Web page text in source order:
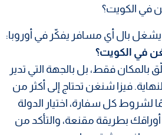
في الكويت؟
بال أي مسافر يفكّر في أوروبا:
في الكويت؟
بالمكان فقط، بل بالجهة التي تدير
فيزا شنغن تحتاج إلى أكثر من
لشروط كل سفارة، اختيار الدولة
أوراقك بطريقة مقنعة، والتأكد من